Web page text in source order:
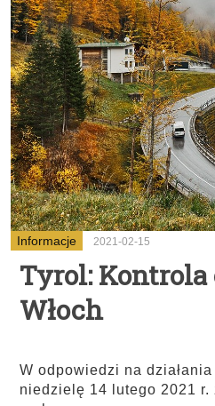
Informacje 2021-02-15
Tyrol: Kontrola
Włoch
W odpowiedzi na
niedzielę 14 lutego 2021 r.